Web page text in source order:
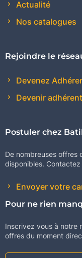
Actualité
Nos catalogues
Rejoindre le
Devenez
Devenir
Postuler chez
De nombreuses offres
disponibles. Contactez
Envoyer votre
Pour ne rien
Inscrivez vous à notre
offres du moment